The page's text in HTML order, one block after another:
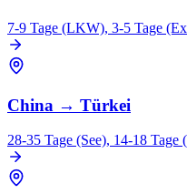
7-9 Tage (LKW), 3-5 Tage
China → Türkei
28-35 Tage (See), 14-18